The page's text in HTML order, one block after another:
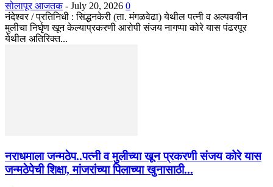
सोलापूर आजतक - July 20, 2026 0
नंदेश्वर / प्रतिनिधी : सिद्धनकेरी (ता. मंगळवेढा) येथील पत्नी व अल्पवयीन
मुलीचा निर्घृण खून केल्याप्रकरणी आरोपी संजय नागप्पा कोरे यास पंढरपूर
येथील अतिरिक्त...
नराधमाला जन्मठेप..पत्नी व मुलीच्या खून प्रकरणी संजय कोरे यास
जन्मठेपेची शिक्षा, मांजरांच्या पिलाच्या खुनासाठी...